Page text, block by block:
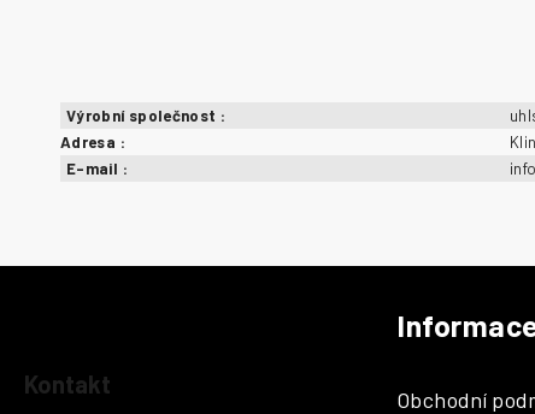
Výrobní společnost :
Adresa :
E-mail :
Kontakt
Obchodní